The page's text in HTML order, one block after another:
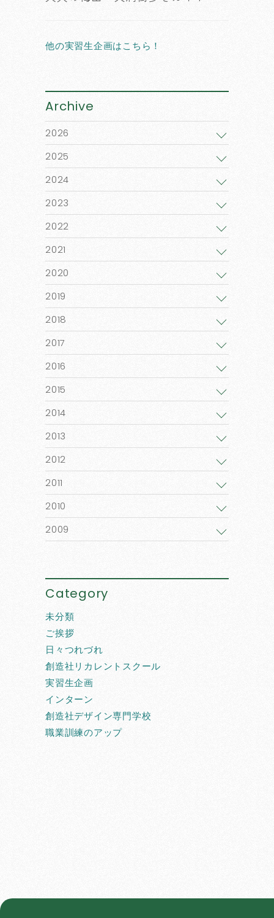
他の実習生企画はこちら！
Archive
2026
2025
2024
2023
2022
2021
2020
2019
2018
2017
2016
2015
2014
2013
2012
2011
2010
2009
Category
未分類
ご挨拶
日々つれづれ
創造社リカレントスクール
実習生企画
インターン
創造社デザイン専門学校
職業訓練のアップ